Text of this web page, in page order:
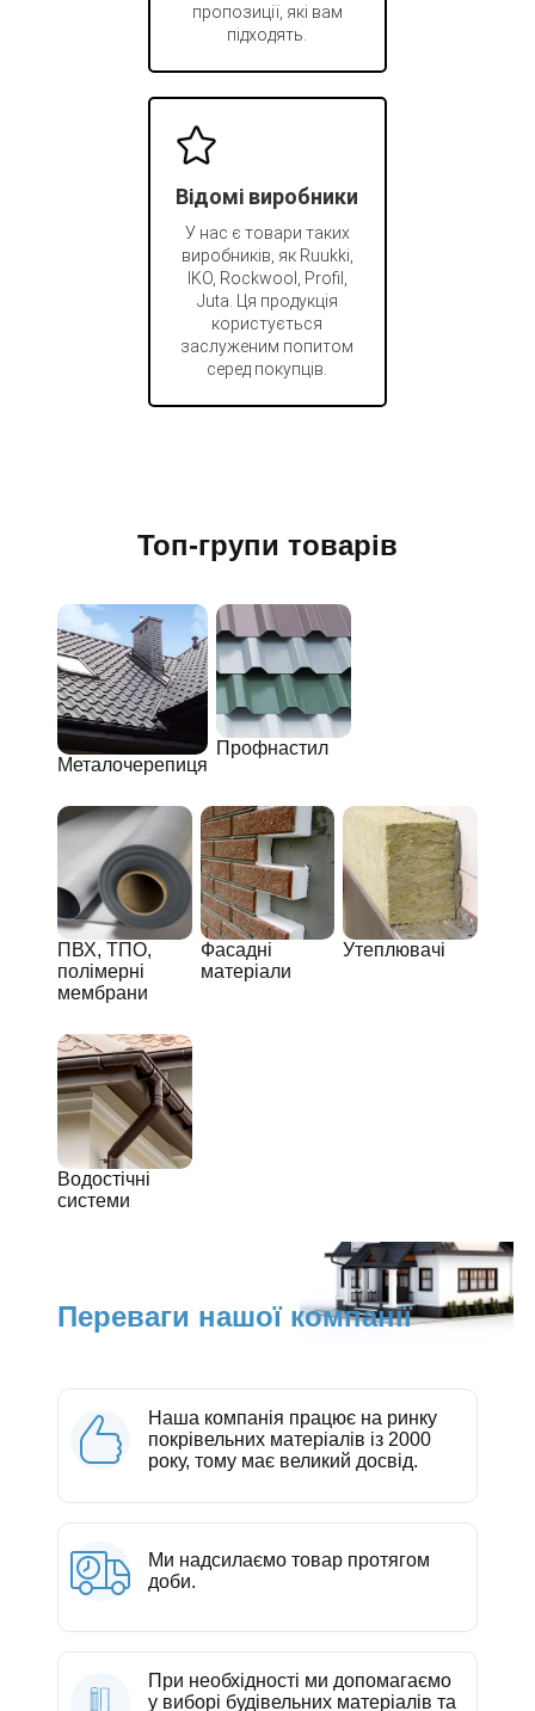
пропозиції, які вам
підходять.
Відомі виробники
У нас є товари таких
виробників, як Ruukki,
IKO, Rockwool, Profil,
Juta. Ця продукція
користується
заслуженим попитом
серед покупців.
Топ-групи товарів
Металочерепиця
Профнастил
ПВХ, ТПО,
полімерні
мембрани
Фасадні
матеріали
Утеплювачі
Водостічні
системи
Переваги нашої компанії
Наша компанія працює на ринку
покрівельних матеріалів із 2000
року, тому має великий досвід.
Ми надсилаємо товар протягом
доби.
При необхідності ми допомагаємо
у виборі будівельних матеріалів та